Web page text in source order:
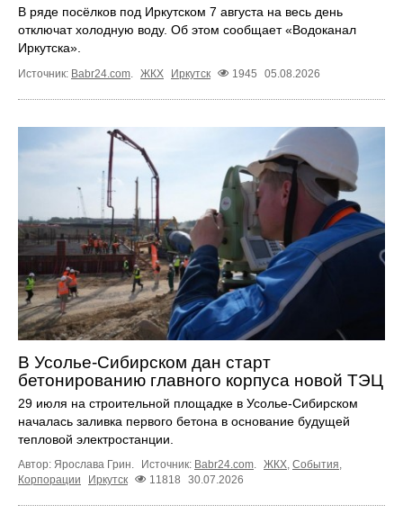
В ряде посёлков под Иркутском 7 августа на весь день
отключат холодную воду. Об этом сообщает «Водоканал
Иркутска».
Источник: Babr24.com. ЖКХ Иркутск 1945 05.08.2026
В Усолье-Сибирском дан старт
бетонированию главного корпуса новой ТЭЦ
29 июля на строительной площадке в Усолье-Сибирском
началась заливка первого бетона в основание будущей
тепловой электростанции.
Автор: Ярослава Грин. Источник: Babr24.com. ЖКХ, События,
Корпорации
Иркутск 11818 30.07.2026